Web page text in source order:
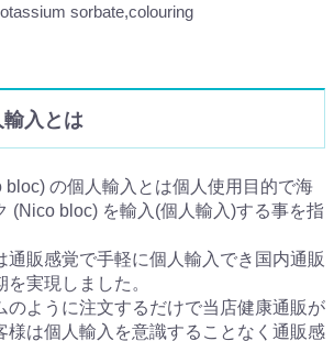
sorbate,colouring
入とは
bloc) の個人輸入とは個人使用目的で海
(Nico bloc) を輸入(個人輸入)する事を指
通販感覚で手軽に個人輸入でき国内通販
実現しました。
のように注文するだけで当店健康通販が
様は個人輸入を意識することなく通販感